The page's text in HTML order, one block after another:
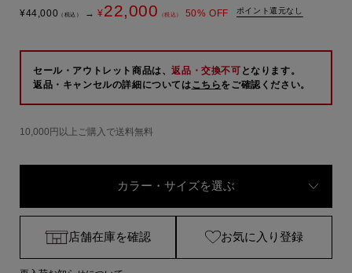
¥44,000 （税込） → ¥22,000 （税込） 50% OFF ポイント還元なし
セール・アウトレット商品は、返品・交換不可 となります。
返品・キャンセルの詳細についてはこちらをご確認ください。
10,000円以上ご購入で送料無料
カラー・サイズを選ぶ
店舗在庫を確認 お気に入り登録